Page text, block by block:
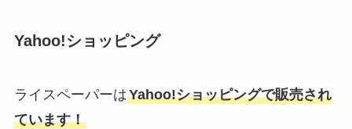
Yahoo!ショッピング
ライスペーパーはYahoo!ショッピングで販売され
ています！